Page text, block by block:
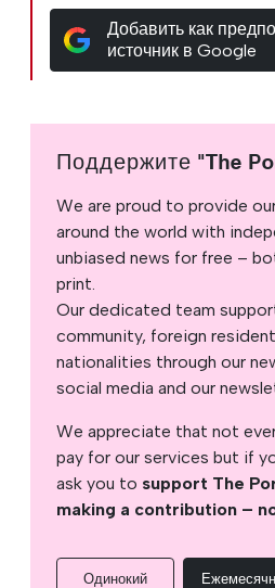
Добавить как
источник в Google
Поддержите "The
We are proud to provide
around the world with
unbiased news for free –
print.
Our dedicated team
community, foreign
nationalities through our
social media and our
We appreciate that not
pay for our services but if
ask you to support The
making a contribution –
Одинокий